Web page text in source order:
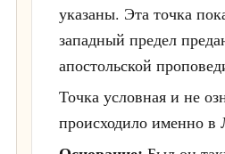
указаны. Эта точка
западный предел
апостольской
Точка условная и не
происходило именно в